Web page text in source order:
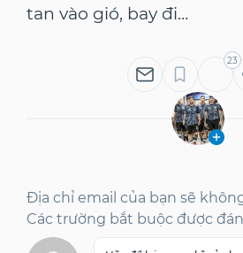
tan vào gió, bay đi…
23
Địa chỉ email của bạn sẽ
Các trường bắt buộc được